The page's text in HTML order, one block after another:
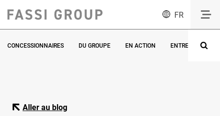
FR
CONCESSIONNAIRES DU GROUPE EN ACTION ENTREVUES
Aller au blog